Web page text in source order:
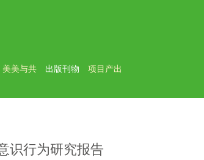
美美与共 出版刊物 项目产出
识行为研究报告